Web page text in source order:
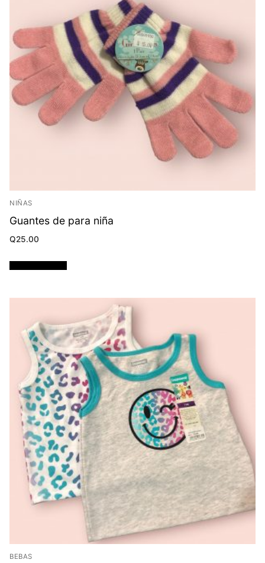
NIÑAS
Guantes de para niña
Q25.00
BEBAS